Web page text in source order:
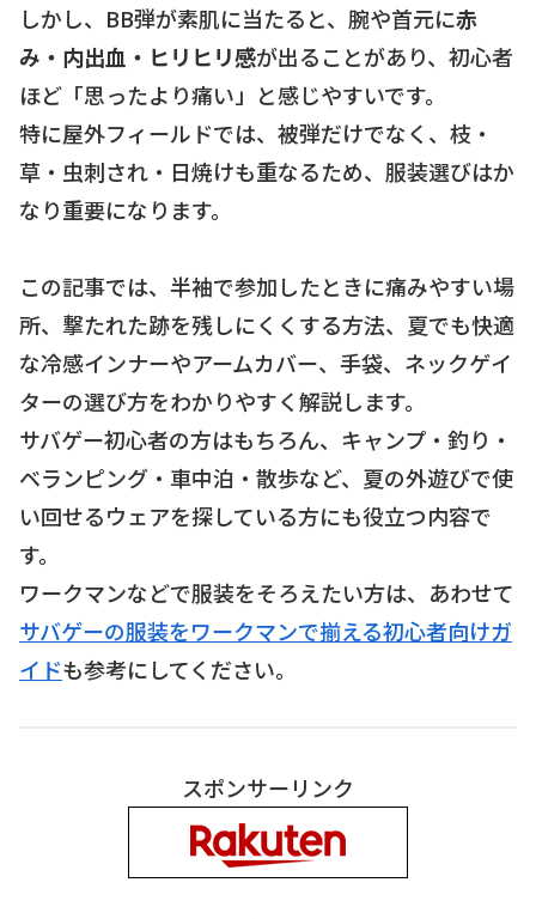
しかし、BB弾が素肌に当たると、腕や首元に赤
み・内出血・ヒリヒリ感が出ることがあり、初心者
ほど「思ったより痛い」と感じやすいです。
特に屋外フィールドでは、被弾だけでなく、枝・
草・虫刺され・日焼けも重なるため、服装選びはか
なり重要になります。
この記事では、半袖で参加したときに痛みやすい場
所、撃たれた跡を残しにくくする方法、夏でも快適
な冷感インナーやアームカバー、手袋、ネックゲイ
ターの選び方をわかりやすく解説します。
サバゲー初心者の方はもちろん、キャンプ・釣り・
ベランピング・車中泊・散歩など、夏の外遊びで使
い回せるウェアを探している方にも役立つ内容で
す。
ワークマンなどで服装をそろえたい方は、あわせて
サバゲーの服装をワークマンで揃える初心者向けガ
イドも参考にしてください。
スポンサーリンク